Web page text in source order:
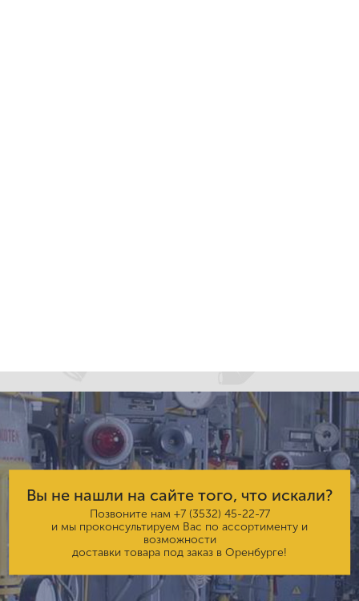
Вы не нашли на сайте того, что искали?
Позвоните нам +7 (3532) 45-22-77
и мы проконсультируем Вас по ассортименту и
возможности
доставки товара под заказ в Оренбурге!